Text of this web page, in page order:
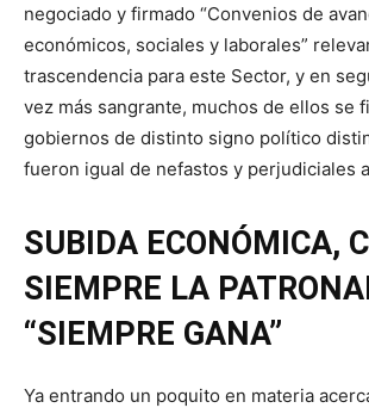
negociado y firmado “Convenios de
económicos, sociales y laborales”
trascendencia para este Sector, y en
vez más sangrante, muchos de ellos se
gobiernos de distinto signo político
fueron igual de nefastos y perjudiciales
SUBIDA ECONÓMICA,
SIEMPRE LA
“SIEMPRE GANA”
Ya entrando un poquito en materia